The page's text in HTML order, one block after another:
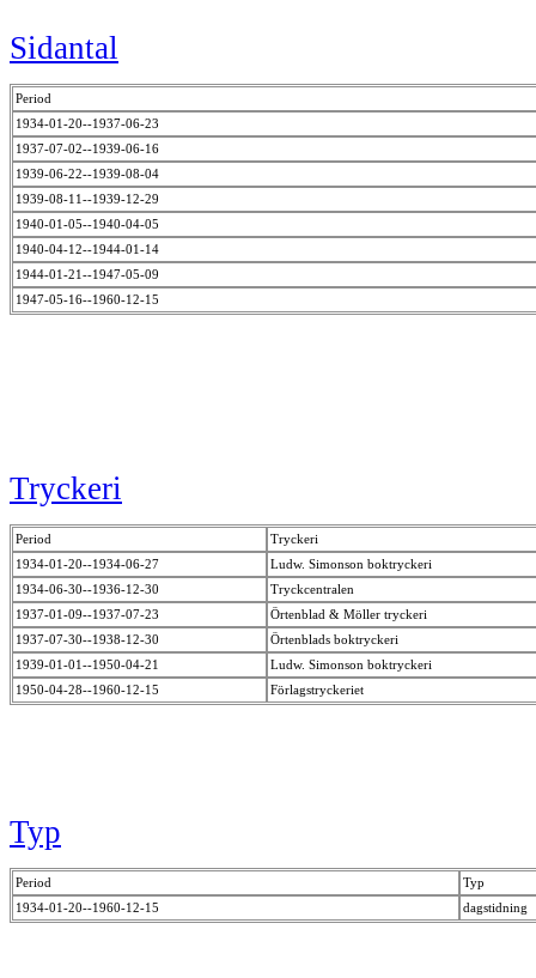
Sidantal
Period
1934-01-20--1937-06-23
1937-07-02--1939-06-16
1939-06-22--1939-08-04
1939-08-11--1939-12-29
1940-01-05--1940-04-05
1940-04-12--1944-01-14
1944-01-21--1947-05-09
1947-05-16--1960-12-15
Tryckeri
Period
Tryckeri
1934-01-20--1934-06-27
Ludw. Simonson boktryckeri
1934-06-30--1936-12-30
Tryckcentralen
1937-01-09--1937-07-23
Örtenblad & Möller tryckeri
1937-07-30--1938-12-30
Örtenblads boktryckeri
1939-01-01--1950-04-21
Ludw. Simonson boktryckeri
1950-04-28--1960-12-15
Förlagstryckeriet
Typ
Period
Typ
1934-01-20--1960-12-15
dagstidning